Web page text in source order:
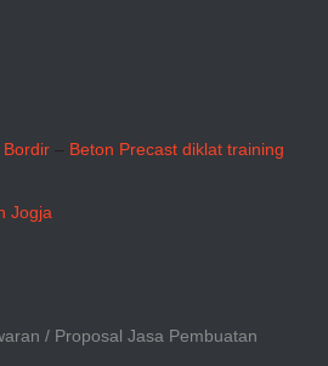
Bordir – Beton Precast diklat training
Jogja
/ Proposal Jasa Pembuatan